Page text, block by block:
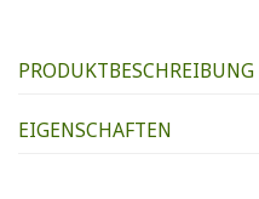
PRODUKTBESCHREIBUNG
EIGENSCHAFTEN